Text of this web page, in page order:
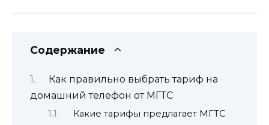
Содержание
Как правильно выбрать тариф на
домашний телефон от МГТС
Какие тарифы предлагает МГТС